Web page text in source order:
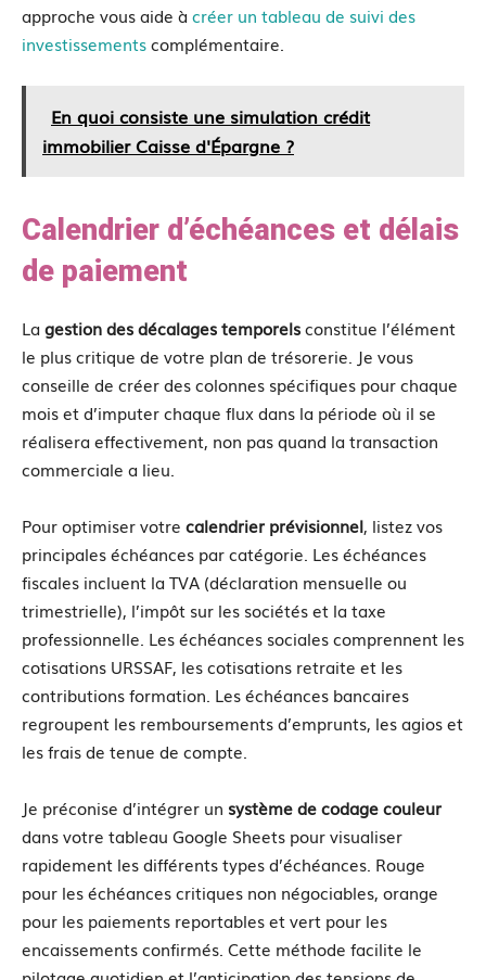
approche vous aide à créer un tableau de suivi des
investissementscomplémentaire.
En quoi consiste une simulation crédit
immobilier Caisse d'Épargne ?
Calendrier d’échéances et délais
de paiement
La gestion des décalages temporelsconstitue l’élément
le plus critique de votre plan de trésorerie. Je vous
conseille de créer des colonnes spécifiques pour chaque
mois et d’imputer chaque flux dans la période où il se
réalisera effectivement, non pas quand la transaction
commerciale a lieu.
Pour optimiser votre calendrier prévisionnel, listez vos
principales échéances par catégorie. Les échéances
fiscales incluent la TVA (déclaration mensuelle ou
trimestrielle), l’impôt sur les sociétés et la taxe
professionnelle. Les échéances sociales comprennent les
cotisations URSSAF, les cotisations retraite et les
contributions formation. Les échéances bancaires
regroupent les remboursements d’emprunts, les agios et
les frais de tenue de compte.
Je préconise d’intégrer un système de codage couleur
dans votre tableau Google Sheets pour visualiser
rapidement les différents types d’échéances. Rouge
pour les échéances critiques non négociables, orange
pour les paiements reportables et vert pour les
encaissements confirmés. Cette méthode facilite le